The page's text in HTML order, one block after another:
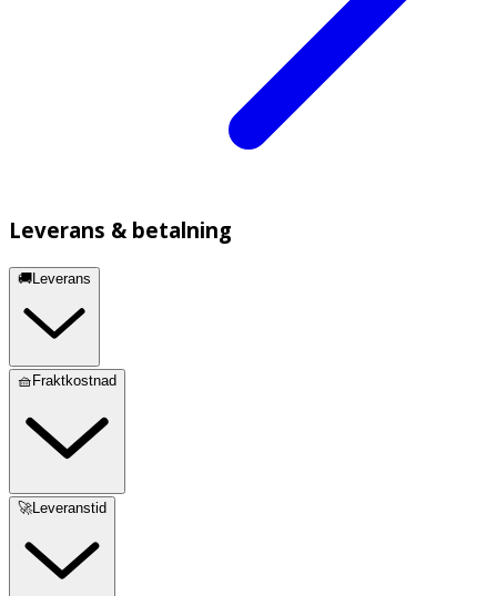
Leverans & betalning
🚚Leverans
🧺Fraktkostnad
🚀Leveranstid